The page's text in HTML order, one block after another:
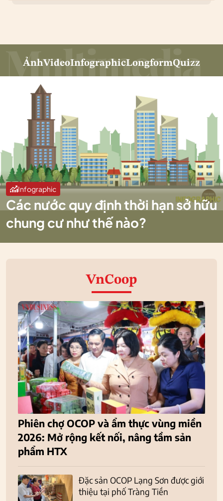
ẢnhVideoInfographicLongformQuizz
Infographic
Các nước quy định thời hạn sở hữu
chung cư như thế nào?
VnCoop
Phiên chợ OCOP và ẩm thực vùng miền
2026: Mở rộng kết nối, nâng tầm sản
phẩm HTX
Đặc sản OCOP Lạng Sơn được giới
thiệu tại phố Tràng Tiền